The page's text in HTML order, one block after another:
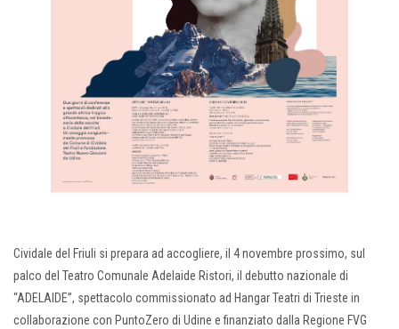
Cividale del Friuli si prepara ad accogliere, il 4 novembre prossimo, sul
palco del Teatro Comunale Adelaide Ristori, il debutto nazionale di
“ADELAIDE”, spettacolo commissionato ad Hangar Teatri di Trieste in
collaborazione con PuntoZero di Udine e finanziato dalla Regione FVG